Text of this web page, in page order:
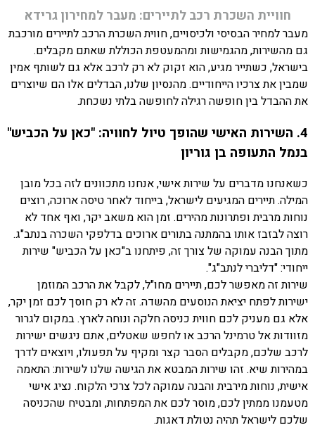
חוויית השכרת רכב לתיירים: מעבר למחירון גרידא
מעבר למחיר הבסיסי ולכיסויים, חווית השכרת הרכב לתיירים מורכבת
גם מהשירות, מהגמישות ומהמעטפת הכוללת שאתם מקבלים.
בישראל, כשתייר מגיע, הוא זקוק לא רק לרכב אלא גם לשותף אמין
שמבין את צרכיו הייחודיים. מהנסיון שלנו, הבדלים אלו הם שיוצרים
את ההבדל בין חופשה רגילה לחופשה בלתי נשכחת.
4. השירות האישי שהופך טיול לחוויה: "כאן על הכביש"
בנמל התעופה בן גוריון
כשאנחנו מדברים על שירות אישי, אנחנו מתכוונים לזה בכל מובן
המילה. תיירים המגיעים לישראל, בייחוד לאחר טיסה ארוכה, רוצים
נוחות מרבית ופתרונות מהירים. זמן הוא משאב יקר, ואף אחד לא
רוצה לבזבז אותו בהמתנה בתורים ארוכים בדלפקי השכרה בנתב"ג.
מתוך הבנה עמוקה של צורך זה, פיתחנו ב"כאן על הכביש" שירות
ייחודי: "דליברי לנתב"ג".
שירות זה מאפשר לכם, תיירים מחו"ל, לקבל את הרכב המוזמן
ישירות לפתח יציאת הנוסעים מהשדה. זה לא רק חוסך לכם זמן יקר,
אלא גם מעניק לכם חווית כניסה חלקה ונוחה לארץ. במקום לגרור
מזוודות אל טרמינל הרכב או לחפש שאטלים, אתם ניגשים ישירות
לרכב שלכם, מקבלים הסבר קצר ומקיף על תפעולו, ויוצאים לדרך
במהירות שיא. זהו שירות המבטא את הגישה שלנו לשירות: התאמה
אישית, נוחות מירבית והבנה עמוקה לכל צרכי הלקוח. נציג אישי
מטעמנו ממתין לכם, מוסר לכם את המפתחות, ומבטיח שהכניסה
שלכם לישראל תהיה נטולת דאגות.